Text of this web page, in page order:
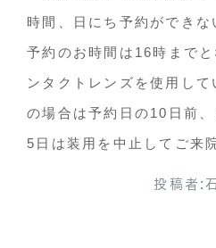
時間、日にち予約ができ
予約のお時間は16時までと
ンタクトレンズを使用し
の場合は予約日の10日前
5日は装用を中止してご来
投稿者: